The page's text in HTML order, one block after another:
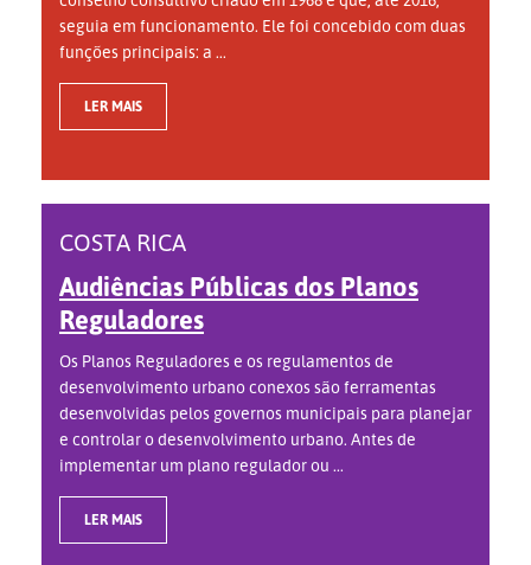
seguia em funcionamento. Ele foi concebido com duas
funções principais: a ...
LER MAIS
COSTA RICA
Audiências Públicas dos Planos
Reguladores
Os Planos Reguladores e os regulamentos de
desenvolvimento urbano conexos são ferramentas
desenvolvidas pelos governos municipais para planejar
e controlar o desenvolvimento urbano. Antes de
implementar um plano regulador ou ...
LER MAIS